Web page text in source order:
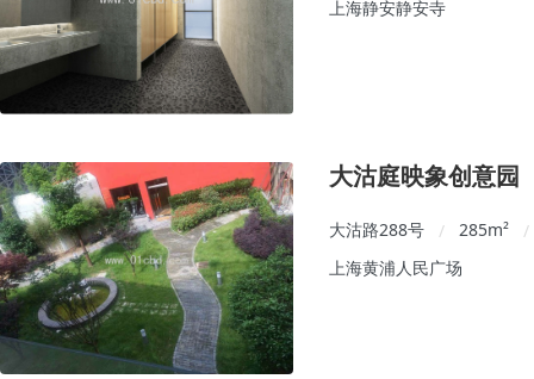
上海静安静安寺
大沽庭映象创意园
大沽路288号 / 285m²
/
上海黄浦人民广场